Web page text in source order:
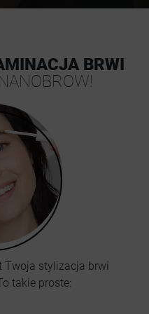
BRWI
Twoja stylizacja brwi
takie proste: